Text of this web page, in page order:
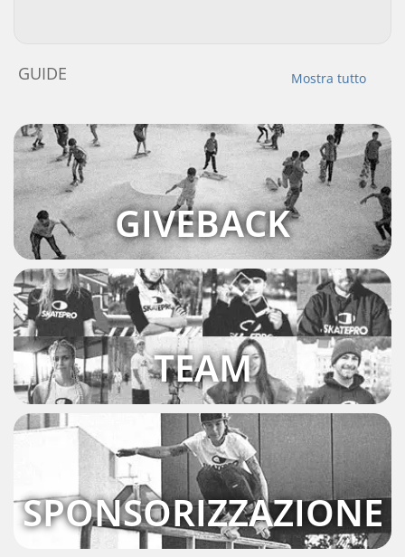
Mostra tutto
GUIDE
GIVEBACK
TEAM
SPONSORIZZAZIONE